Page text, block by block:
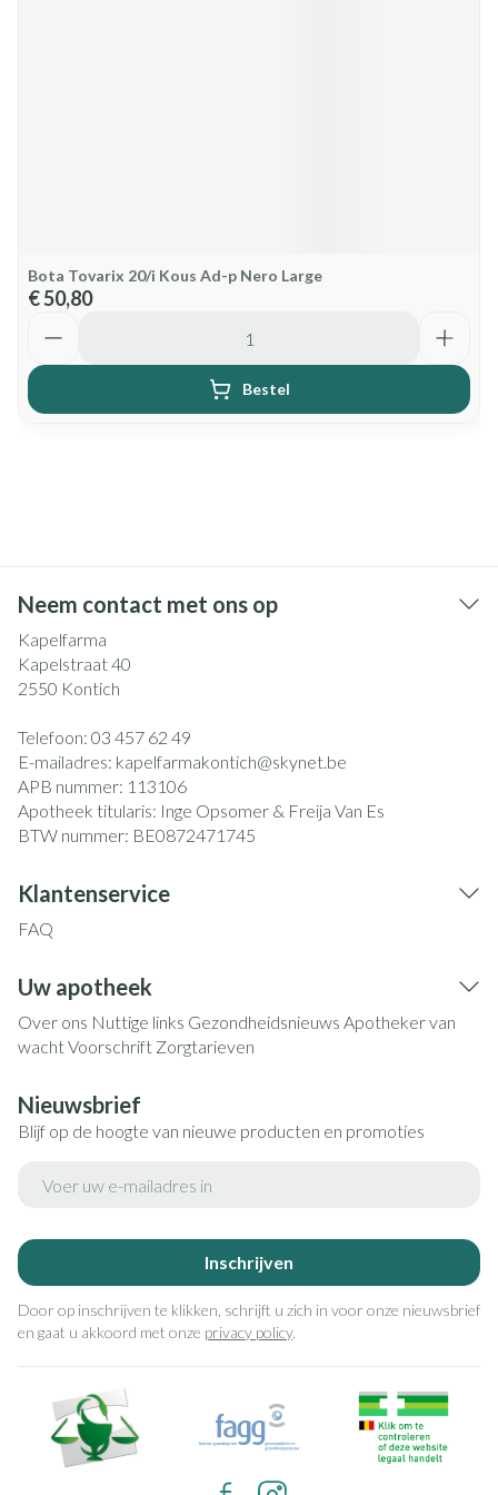
Bota Tovarix 20/i Kous Ad-p Nero Large
€ 50,80
Bestel
Neem contact met ons op
Kapelfarma
Kapelstraat 40
2550 Kontich
Telefoon: 03 457 62 49
E-mailadres: kapelfarmakontich@skynet.be
APB nummer: 113106
Apotheek titularis: Inge Opsomer & Freija Van Es
BTW nummer: BE0872471745
Klantenservice
FAQ
Uw apotheek
Over ons Nuttige links Gezondheidsnieuws Apotheker van
wachtVoorschrift Zorgtarieven
Nieuwsbrief
Blijf op de hoogte van nieuwe producten en promoties
Inschrijven
Door op inschrijven te klikken, schrijft u zich in voor onze nieuwsbrief
en gaat u akkoord met onze privacy policy.